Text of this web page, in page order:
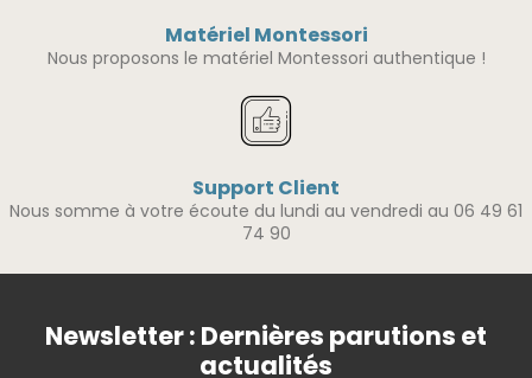
Matériel Montessori
Nous proposons le matériel Montessori authentique !
Support Client
Nous somme à votre écoute du lundi au vendredi au 06 49 61
74 90
Newsletter : Dernières parutions et
actualités